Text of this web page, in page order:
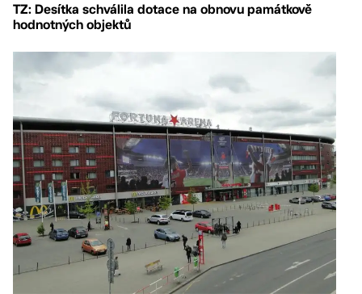
TZ: Desítka schválila dotace na obnovu památkově
hodnotných objektů